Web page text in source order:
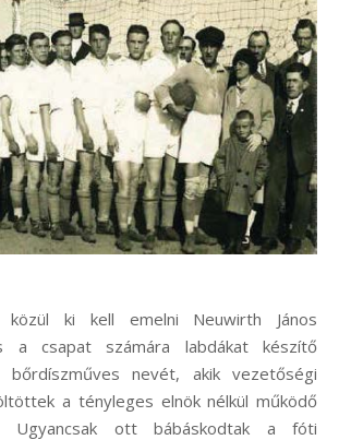
közül ki kell emelni Neuwirth János
a csapat számára labdákat készítő
bőrdíszműves nevét, akik vezetőségi
a tényleges elnök nélkül működő
Ugyancsak ott bábáskodtak a fóti